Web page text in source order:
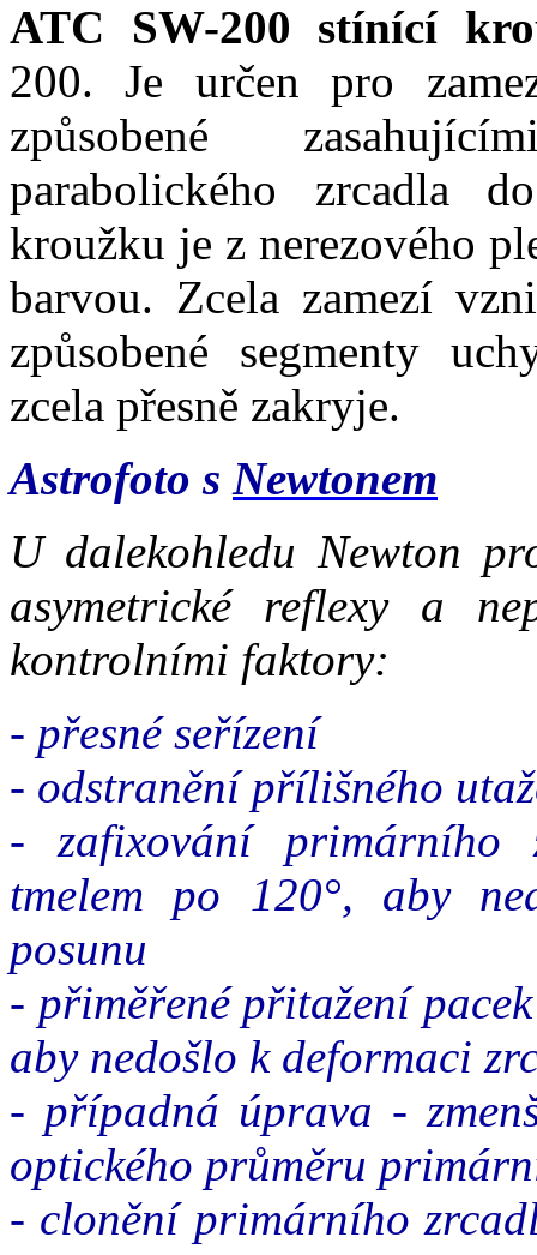
ATC SW-200 stínící
200. Je určen pro
způsobené
parabolického zrcadla
kroužku je z nerezového
barvou. Zcela zamezí
způsobené segmenty
zcela přesně zakryje.
Astrofoto s Newtonem
U dalekohledu Newton
asymetrické reflexy a
kontrolními faktory:
- přesné seřízení
- odstranění přílišného
- zafixování primárního
tmelem po 120°, aby
posunu
- přiměřené přitažení
aby nedošlo k deformaci
- případná úprava -
optického průměru
- clonění primárního